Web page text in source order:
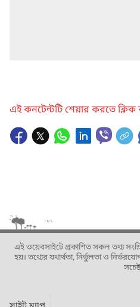
এই কনটেন্টটি শেয়ার করতে
এই ওয়েবসাইটে প্রকাশিত সকল তথ্য
হয়। তথ্যের যথার্থতা, নির্ভুলতা ও